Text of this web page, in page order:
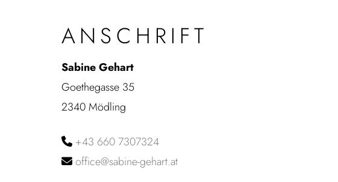
ANSCHRIFT
Sabine Gehart
Goethegasse 35
2340 Mödling
 +43 660 7307324
 office@sabine-gehart.at